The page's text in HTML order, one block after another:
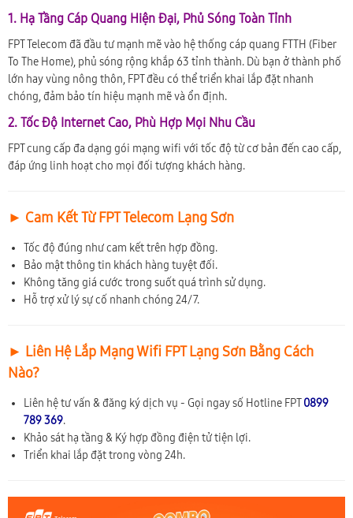
1. Hạ Tầng Cáp Quang Hiện Đại, Phủ Sóng Toàn Tỉnh
FPT Telecom đã đầu tư mạnh mẽ vào hệ thống cáp quang FTTH (Fiber
To The Home), phủ sóng rộng khắp 63 tỉnh thành. Dù bạn ở thành phố
lớn hay vùng nông thôn, FPT đều có thể triển khai lắp đặt nhanh
chóng, đảm bảo tín hiệu mạnh mẽ và ổn định.
2. Tốc Độ Internet Cao, Phù Hợp Mọi Nhu Cầu
FPT cung cấp đa dạng gói mạng wifi với tốc độ từ cơ bản đến cao cấp,
đáp ứng linh hoạt cho mọi đối tượng khách hàng.
► Cam Kết Từ FPT Telecom Lạng Sơn
Tốc độ đúng như cam kết trên hợp đồng.
Bảo mật thông tin khách hàng tuyệt đối.
Không tăng giá cước trong suốt quá trình sử dụng.
Hỗ trợ xử lý sự cố nhanh chóng 24/7.
► Liên Hệ Lắp Mạng Wifi FPT Lạng Sơn Bằng Cách
Nào?
Liên hệ tư vấn & đăng ký dịch vụ - Gọi ngay số Hotline FPT0899
789 369.
Khảo sát hạ tầng & Ký hợp đồng điện tử tiện lợi.
Triển khai lắp đặt trong vòng 24h.